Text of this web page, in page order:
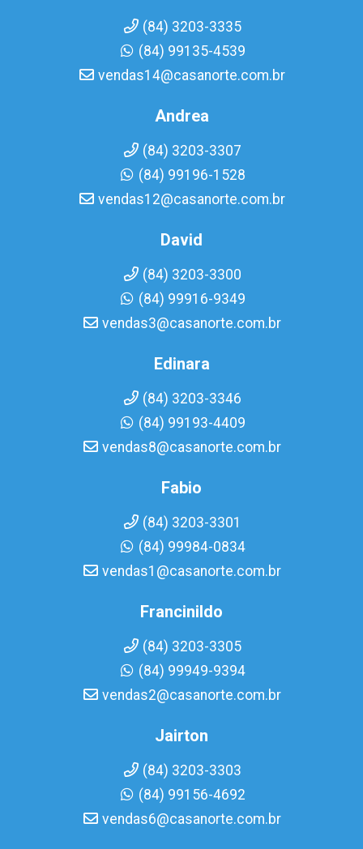
(84) 3203-3335
(84) 99135-4539
vendas14@casanorte.com.br
Andrea
(84) 3203-3307
(84) 99196-1528
vendas12@casanorte.com.br
David
(84) 3203-3300
(84) 99916-9349
vendas3@casanorte.com.br
Edinara
(84) 3203-3346
(84) 99193-4409
vendas8@casanorte.com.br
Fabio
(84) 3203-3301
(84) 99984-0834
vendas1@casanorte.com.br
Francinildo
(84) 3203-3305
(84) 99949-9394
vendas2@casanorte.com.br
Jairton
(84) 3203-3303
(84) 99156-4692
vendas6@casanorte.com.br